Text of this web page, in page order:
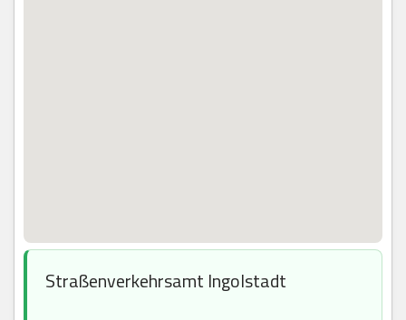
Straßenverkehrsamt Ingolstadt